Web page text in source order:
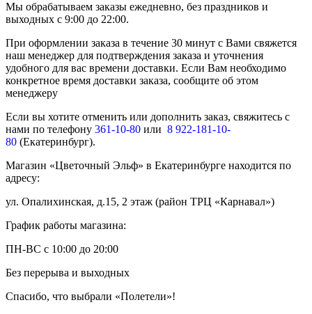
Мы обрабатываем заказы ежедневно, без праздников и
выходных с 9:00 до 22:00.
При оформлении заказа в течение 30 минут с Вами свяжется
наш менеджер для подтверждения заказа и уточнения
удобного для вас времени доставки. Если Вам необходимо
конкретное время доставки заказа, сообщите об этом
менеджеру
Если вы хотите отменить или дополнить заказ, свяжитесь с
нами по телефону 361-10-80 или 8 922-181-10-
80 (Екатеринбург).
Магазин «Цветочный Эльф» в Екатеринбурге находится по
адресу:
ул. Опалихинская, д.15, 2 этаж (район ТРЦ «Карнавал»)
График работы магазина:
ПН-ВС с 10:00 до 20:00
Без перерыва и выходных
Спасибо, что выбрали «Полетели»!